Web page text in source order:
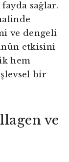
sağlar.
ve dengeli
etkisini
hem
bir
ve